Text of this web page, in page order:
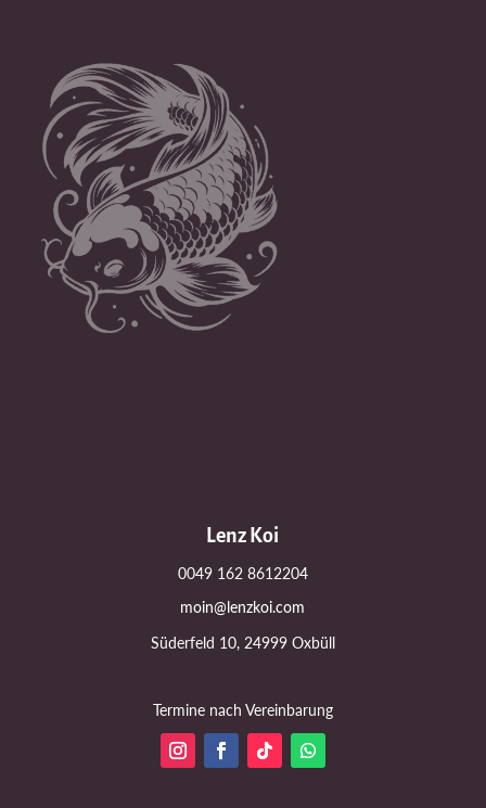
Lenz Koi
0049 162 8612204
moin@lenzkoi.com
Süderfeld 10, 24999 Oxbüll
Termine nach Vereinbarung